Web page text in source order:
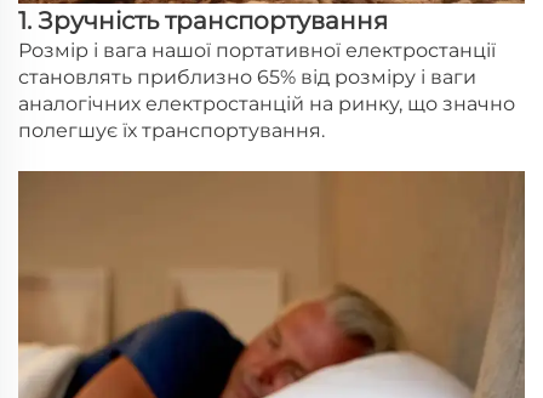
1. Зручність транспортування
Розмір і вага нашої портативної електростанції
становлять приблизно 65% від розміру і ваги
аналогічних електростанцій на ринку, що значно
полегшує їх транспортування.